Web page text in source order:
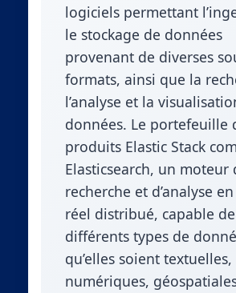
logiciels permettant
le stockage de données
provenant de diverses
formats, ainsi que la
l’analyse et la
données. Le portefeuille
produits Elastic Stack
Elasticsearch, un moteur
recherche et d’analyse
réel distribué, capable
différents types de
qu’elles soient textuelles,
numériques,